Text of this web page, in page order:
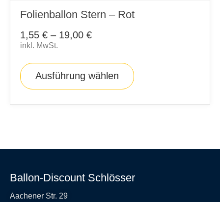
Folienballon Stern – Rot
1,55 € – 19,00 €
inkl. MwSt.
Ausführung wählen
Ballon-Discount Schlösser
Aachener Str. 29